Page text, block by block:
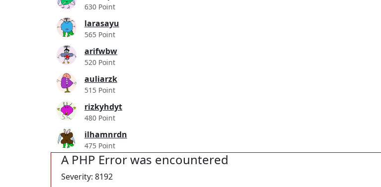
630 Point
larasayu
565 Point
arifwbw
520 Point
auliarzk
515 Point
rizkyhdyt
480 Point
ilhamnrdn
475 Point
A PHP Error was encountered
Severity: 8192